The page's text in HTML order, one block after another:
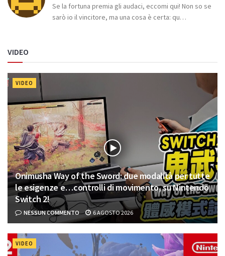
Se la fortuna premia gli audaci, eccomi qui! Non so se
sarò io il vincitore, ma una cosa è certa: qu…
VIDEO
VIDEO
Onimusha Way of the Sword: due modalità per tutte
le esigenze e…controlli di movimento, su Nintendo
Switch 2!
NESSUN COMMENTO 6 AGOSTO 2026
VIDEO